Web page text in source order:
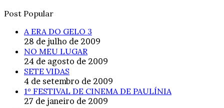
Post Popular
A ERA DO GELO 3
28 de julho de 2009
NO MEU LUGAR
24 de agosto de 2009
SETE VIDAS
4 de setembro de 2009
1º FESTIVAL DE CINEMA DE PAULÍNIA
27 de janeiro de 2009